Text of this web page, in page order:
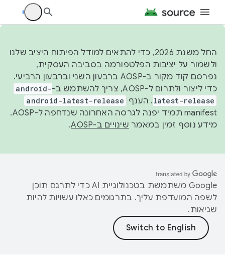
החל משנת 2026, כדי להתאים למודל הפיתוח היציב שלנו
ולשמור על יציבות הפלטפורמה בסביבה העסקית,
נפרסם קוד מקור ב-AOSP ברבעון השני וברבעון הרביעי.
כדי ליצור ולתרום ל-AOSP, צריך להשתמש ב-
android-
latest-release. הענף android-latest-release
manifest תמיד יפנה לגרסה האחרונה שנדחפה ל-AOSP.
מידע נוסף זמין במאמר שינויים ב-AOSP .
‫Google משתמשת בטכנולוגיית AI כדי לתרגם תוכן
לשפה המועדפת עליך. בתרגומים כאלו עשויות להיות
שגיאות.